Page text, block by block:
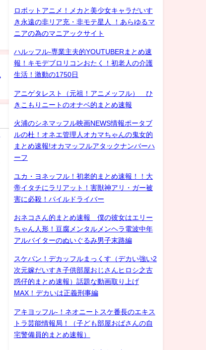
ロボットアニメ！メカと美少女キャラだいす
き永遠の非リア充・非モテ星人 ！あらゆるマ
ニアの為のマニアックサイト
ハルッフル-専業主夫的YOUTUBERまとめ速
報！キモデブロリコンおたく！初老人の介護
生活！激動の1750日
アニゲタレスト（元祖！アニメッフル） ひ
きこもりニートのオナベ的まとめ速報
火浦のシネマッフル映画NEWS情報ポータブ
ルの杜！オネエ管理人オカマちゃんの鬼女的
まとめ速報!オカマッフルアタックナンバーハ
ーフ
ユカ・ヨネッフル！初老的まとめ速報！！大
帝イタチにラリアット！害獣神アリ・ガー被
害に必殺！パイルドライバー
おネコさん的まとめ速報 僕の彼女はエリー
ちゃん人形！豆腐メンタルメンヘラ電波中年
アルバイターのぬいぐるみ男子末路編
スケバン！デカッフルまっくす（デカい強い2
次元嫁だいすき子供部屋おじさんヒロシ之古
惑仔的まとめ速報）話題な動画取り上げ
MAX！デカいは正義刑事編
アキヨッフル-！ネオニートスケ番長のエキス
トラ芸能情報局！（子ども部屋おばさんの自
宅警備員的まとめ速報）